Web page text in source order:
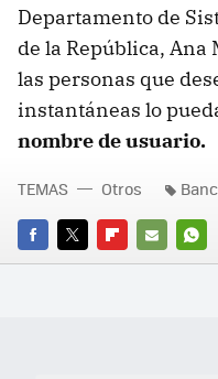
Departamento de
de la República, Ana
las personas que
instantáneas lo
nombre de usuario.
FACEBOOK
TWITTERFLIPBOARD
E-
TEMAS Otros